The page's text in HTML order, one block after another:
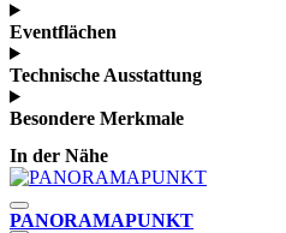
Eventflächen
Technische Ausstattung
Besondere Merkmale
In der Nähe
PANORAMAPUNKT